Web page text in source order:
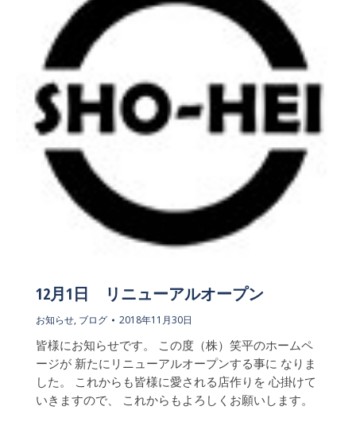
12月1日 リニューアルオープン
お知らせ, ブログ 2018年11月30日
皆様にお知らせです。 この度（株）笑平のホームペ
ージが 新たにリニューアルオープンする事に なりま
した。 これからも皆様に愛される店作りを 心掛けて
いきますので、 これからもよろしくお願いします。